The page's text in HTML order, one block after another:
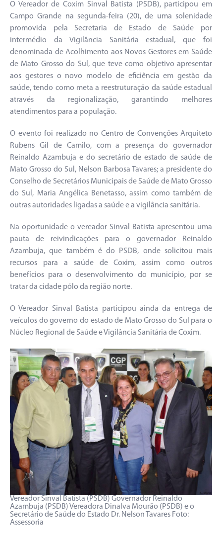
O Vereador de Coxim Sinval Batista (PSDB), participou em
Campo Grande na segunda-feira (20), de uma solenidade
promovida pela Secretaria de Estado de Saúde por
intermédio da Vigilância Sanitária estadual, que foi
denominada de Acolhimento aos Novos Gestores em Saúde
de Mato Grosso do Sul, que teve como objetivo apresentar
aos gestores o novo modelo de eficiência em gestão da
saúde, tendo como meta a reestruturação da saúde estadual
através da regionalização, garantindo melhores
atendimentos para a população.
O evento foi realizado no Centro de Convenções Arquiteto
Rubens Gil de Camilo, com a presença do governador
Reinaldo Azambuja e do secretário de estado de saúde de
Mato Grosso do Sul, Nelson Barbosa Tavares; a presidente do
Conselho de Secretários Municipais de Saúde de Mato Grosso
do Sul, Maria Angélica Benetasso, assim como também de
outras autoridades ligadas a saúde e a vigilância sanitária.
Na oportunidade o vereador Sinval Batista apresentou uma
pauta de reivindicações para o governador Reinaldo
Azambuja, que também é do PSDB, onde solicitou mais
recursos para a saúde de Coxim, assim como outros
benefícios para o desenvolvimento do município, por se
tratar da cidade pólo da região norte.
O Vereador Sinval Batista participou ainda da entrega de
veículos do governo do estado de Mato Grosso do Sul para o
Núcleo Regional de Saúde e Vigilância Sanitária de Coxim.
Vereador Sinval Batista (PSDB) Governador Reinaldo
Azambuja (PSDB) Vereadora Dinalva Mourão (PSDB) e o
Secretário de Saúde do Estado Dr. Nelson Tavares Foto:
Assessoria